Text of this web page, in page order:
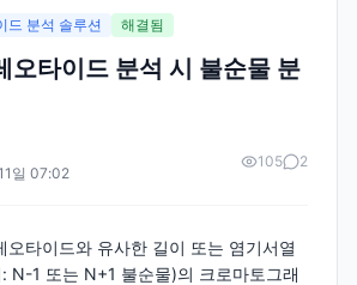
드 분석 솔루션 해결됨
오타이드 분석 시 불순물 분
일 07:02
105 2
오타이드와 유사한 길이 또는 염기서열
N-1 또는 N+1 불순물)의 크로마토그래